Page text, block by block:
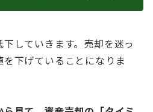
していきます。売却を迷っ
下げていることになりま